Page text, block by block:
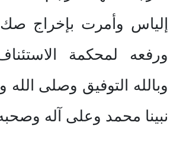
إلياس وأمرت بإخراج
ورفعه لمحكمة
وبالله التوفيق وصلى
نبينا محمد وعلى آله